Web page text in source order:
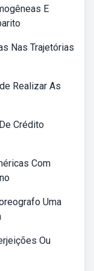
E
Nas Trajetórias
Realizar As
Crédito
Com
Uma
Ou